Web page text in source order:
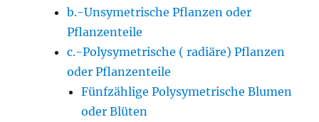
b.-Unsymetrische Pflanzen oder
Pflanzenteile
c.-Polysymetrische ( radiäre) Pflanzen
oder Pflanzenteile
Fünfzählige Polysymetrische Blumen
oder Blüten